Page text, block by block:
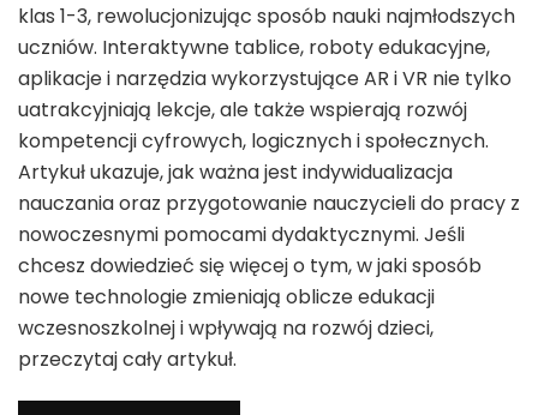
klas 1-3, rewolucjonizując sposób nauki najmłodszych
uczniów. Interaktywne tablice, roboty edukacyjne,
aplikacje i narzędzia wykorzystujące AR i VR nie tylko
uatrakcyjniają lekcje, ale także wspierają rozwój
kompetencji cyfrowych, logicznych i społecznych.
Artykuł ukazuje, jak ważna jest indywidualizacja
nauczania oraz przygotowanie nauczycieli do pracy z
nowoczesnymi pomocami dydaktycznymi. Jeśli
chcesz dowiedzieć się więcej o tym, w jaki sposób
nowe technologie zmieniają oblicze edukacji
wczesnoszkolnej i wpływają na rozwój dzieci,
przeczytaj cały artykuł.